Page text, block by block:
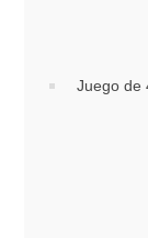
Juego de